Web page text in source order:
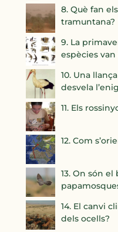
8. Què fan
tramuntana?
9. La
espècies
10. Una
desvela
11. Els
12. Com
13. On són
14. El canvi
dels ocells?